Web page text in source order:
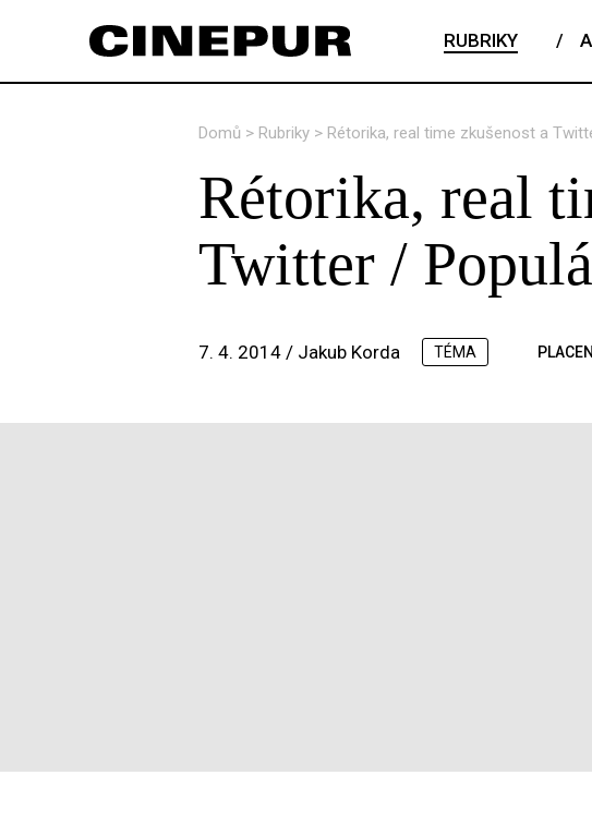
RUBRIKY /
Domů > Rubriky > Rétorika, real time zkušenost a
Rétorika, real
Twitter /
7. 4. 2014 / Jakub Korda TÉMA